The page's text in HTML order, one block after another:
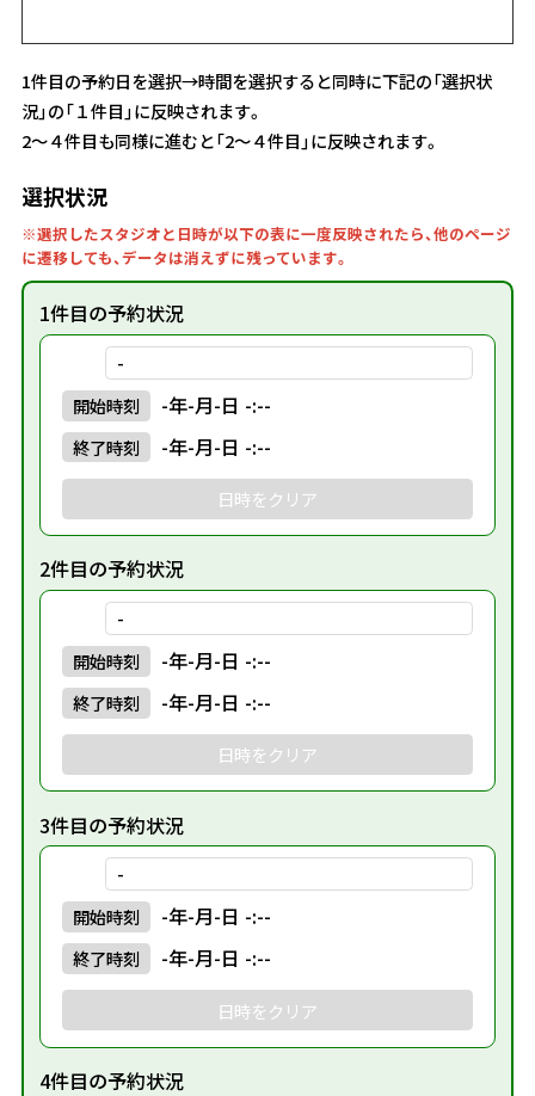
1件目の予約日を選択→時間を選択すると同時に下記の「選択状
況」の「１件目」に反映されます。
2～４件目も同様に進むと「2～４件目」に反映されます。
選択状況
※選択したスタジオと日時が以下の表に一度反映されたら、他のページ
に遷移しても、データは消えずに残っています。
1件目の予約状況
-
開始時刻 -年-月-日 -:--
終了時刻 -年-月-日 -:--
日時をクリア
2件目の予約状況
-
開始時刻 -年-月-日 -:--
終了時刻 -年-月-日 -:--
日時をクリア
3件目の予約状況
-
開始時刻 -年-月-日 -:--
終了時刻 -年-月-日 -:--
日時をクリア
4件目の予約状況